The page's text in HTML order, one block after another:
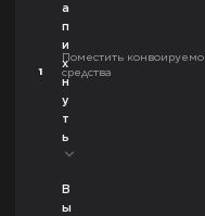
1
а
п
и
х
н
у
т
ь
Поместить
средства
В
ы